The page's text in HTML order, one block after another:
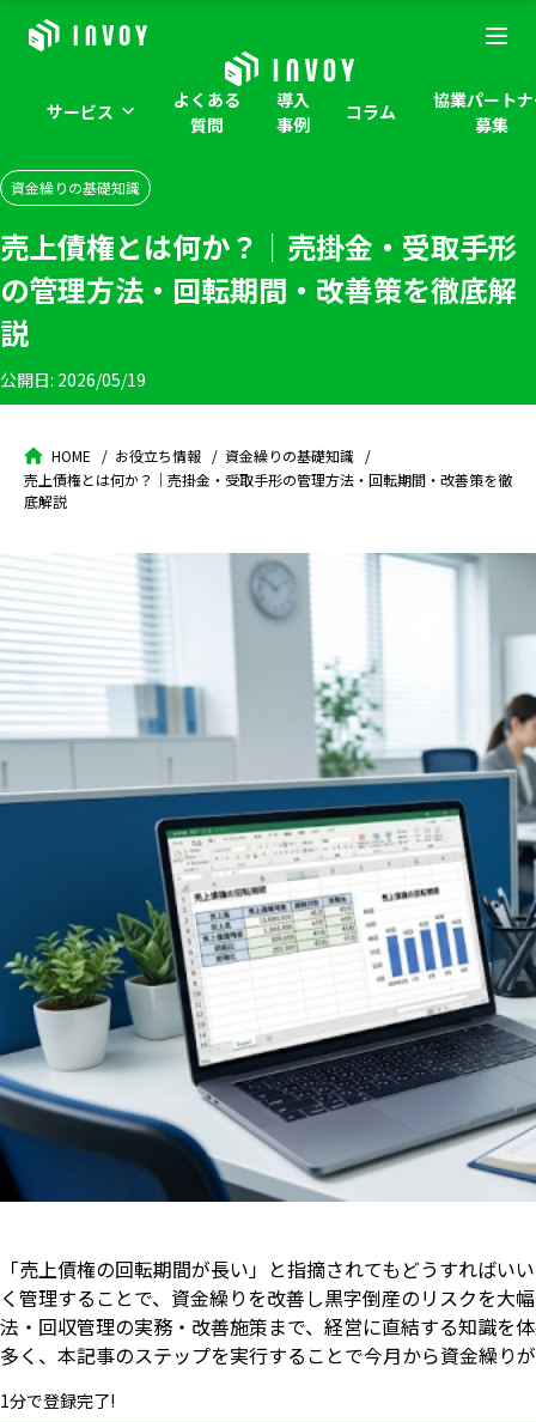
サービス
よくある
質問
導入
事例
コラム
協業パート
募集
資金繰りの基礎知識
売上債権とは何か？｜売掛金・受取手形
の管理方法・回転期間・改善策を徹底解
説
公開日: 2026/05/19
HOME お役立ち情報
資金繰りの基礎知識
売上債権とは何か？｜売掛金・受取手形の管理方法・回転期間・改善策を徹
底解説
「売上債権の回転期間が長い」と指摘されてもどうすれば
く管理することで、資金繰りを改善し黒字倒産のリスクを大
法・回収管理の実務・改善施策まで、経営に直結する知識を
多く、本記事のステップを実行することで今月から資金繰り
1分で登録完了!